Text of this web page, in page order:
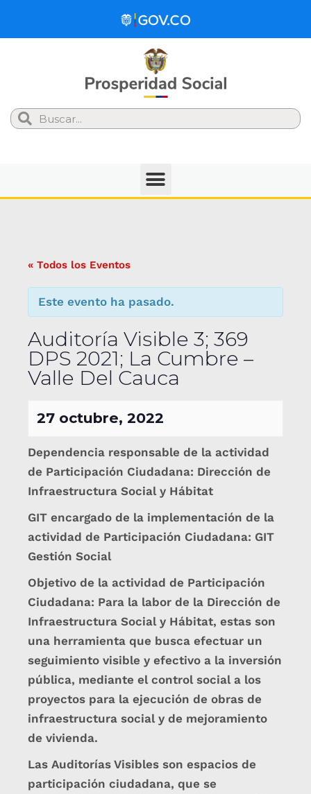
Search
« Todos los Eventos
Este evento ha pasado.
Auditoría Visible 3; 369
DPS 2021; La Cumbre –
Valle Del Cauca
27 octubre, 2022
Dependencia responsable de la actividad
de Participación Ciudadana: Dirección de
Infraestructura Social y Hábitat
GIT encargado de la implementación de la
actividad de Participación Ciudadana: GIT
Gestión Social
Objetivo de la actividad de Participación
Ciudadana: Para la labor de la Dirección de
Infraestructura Social y Hábitat, estas son
una herramienta que busca efectuar un
seguimiento visible y efectivo a la inversión
pública, mediante el control social a los
proyectos para la ejecución de obras de
infraestructura social y de mejoramiento
de vivienda.
Las Auditorías Visibles son espacios de
participación ciudadana, que se